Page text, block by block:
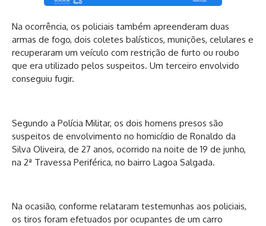
Na ocorrência, os policiais também apreenderam duas
armas de fogo, dois coletes balísticos, munições, celulares e
recuperaram um veículo com restrição de furto ou roubo
que era utilizado pelos suspeitos. Um terceiro envolvido
conseguiu fugir.
Segundo a Polícia Militar, os dois homens presos são
suspeitos de envolvimento no homicídio de Ronaldo da
Silva Oliveira, de 27 anos, ocorrido na noite de 19 de junho,
na 2ª Travessa Periférica, no bairro Lagoa Salgada.
Na ocasião, conforme relataram testemunhas aos policiais,
os tiros foram efetuados por ocupantes de um carro